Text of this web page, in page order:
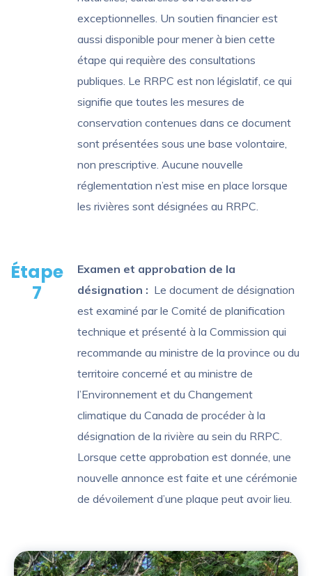
exceptionnelles. Un soutien financier est
aussi disponible pour mener à bien cette
étape qui requière des consultations
publiques. Le RRPC est non législatif, ce qui
signifie que toutes les mesures de
conservation contenues dans ce document
sont présentées sous une base volontaire,
non prescriptive. Aucune nouvelle
réglementation n’est mise en place lorsque
les rivières sont désignées au RRPC.
Étape
7
Examen et approbation de la
désignation : Le document de désignation
est examiné par le Comité de planification
technique et présenté à la Commission qui
recommande au ministre de la province ou du
territoire concerné et au ministre de
l’Environnement et du Changement
climatique du Canada de procéder à la
désignation de la rivière au sein du RRPC.
Lorsque cette approbation est donnée, une
nouvelle annonce est faite et une cérémonie
de dévoilement d’une plaque peut avoir lieu.